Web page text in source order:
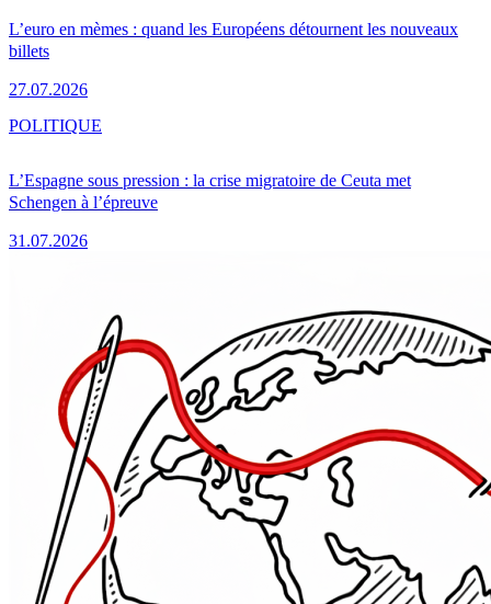
L’euro en mèmes : quand les Européens détournent les nouveaux
billets
27.07.2026
L’Espagne sous pression : la crise migratoire de Ceuta met
Schengen à l’épreuve
31.07.2026
POLITIQUE